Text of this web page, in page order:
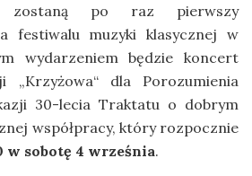
zostaną po raz pierwszy
festiwalu muzyki klasycznej w
wydarzeniem będzie koncert
„Krzyżowa“ dla Porozumienia
30-lecia Traktatu o dobrym
współpracy, który rozpocznie
w sobotę 4 września.